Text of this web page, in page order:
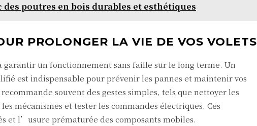
des poutres en bois durables et esthétiques
PROLONGER LA VIE DE VOS VOLETS
garantir un fonctionnement sans faille sur le long terme. Un
est indispensable pour prévenir les pannes et maintenir vos
souvent des gestes simples, tels que nettoyer les
mécanismes et tester les commandes électriques. Ces
et l’usure prématurée des composants mobiles.